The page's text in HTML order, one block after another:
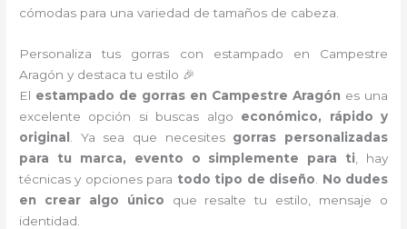
cómodas para una variedad de tamaños de cabeza.
Personaliza tus gorras con estampado en Campestre
Aragón y destaca tu estilo 🎉
El estampado de gorras en Campestre Aragón es una
excelente opción si buscas algo económico, rápido y
original
. Ya sea que necesites gorras personalizadas
para tu marca, evento o simplemente para ti , hay
técnicas y opciones para todo tipo de diseño
No dudes
en crear algo único que resalte tu estilo, mensaje o
identidad.